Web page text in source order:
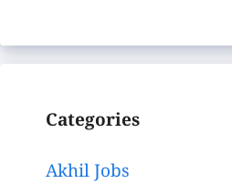
Categories
Akhil Jobs